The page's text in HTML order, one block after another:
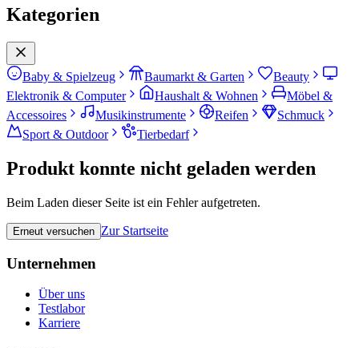
Kategorien
Baby & Spielzeug Baumarkt & Garten
Beauty
Elektronik & Computer
Haushalt & Wohnen
Möbel &
Accessoires
Musikinstrumente Reifen
Schmuck
Sport & Outdoor
Tierbedarf
Produkt konnte nicht geladen werden
Beim Laden dieser Seite ist ein Fehler aufgetreten.
Erneut versuchen Zur Startseite
Unternehmen
Über uns
Testlabor
Karriere